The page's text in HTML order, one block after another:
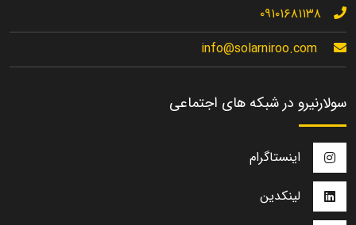
۰۹۱۰۱۶۸۱۱۳۸
info@solarniroo.com
سولارنیرو در شبکه های اجتماعی
اینستاگرام
لینکدین